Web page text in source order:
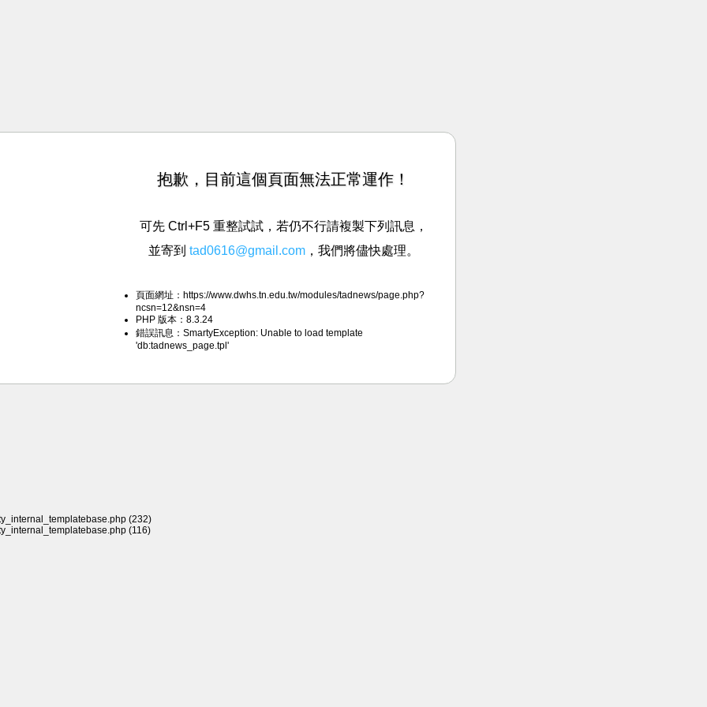
抱歉，目前這個頁面無法正常運作！
可先 Ctrl+F5 重整試試，若仍不行請複製下列訊息，
並寄到 tad0616@gmail.com，我們將儘快處理。
頁面網址：https://www.dwhs.tn.edu.tw/modules/tadnews/page.php?
ncsn=12&nsn=4
PHP 版本：8.3.24
錯誤訊息：SmartyException: Unable to load template
'db:tadnews_page.tpl'
(232)
(116)